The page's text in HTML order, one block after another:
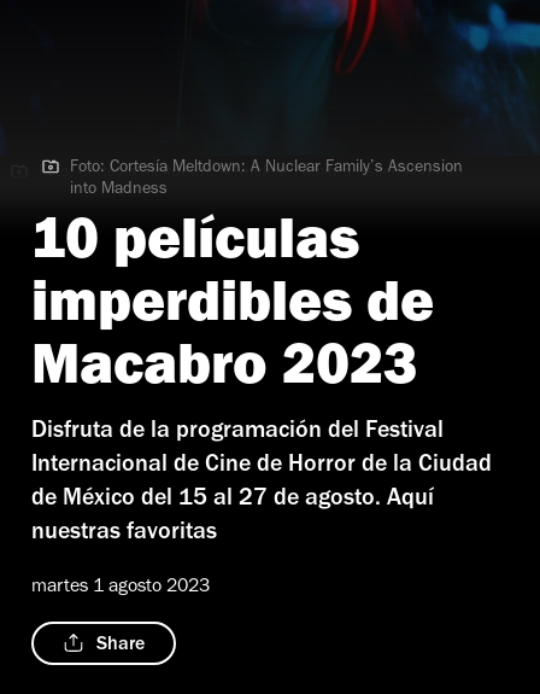
Foto: Cortesía Meltdown: A Nuclear Family’s Ascension into
Madness
Foto: Cortesía Meltdown: A Nuclear Family’s Ascension
into Madness
10 películas
imperdibles de
Macabro 2023
Disfruta de la programación del Festival
Internacional de Cine de Horror de la Ciudad
de México del 15 al 27 de agosto. Aquí
nuestras favoritas
martes 1 agosto 2023
Share